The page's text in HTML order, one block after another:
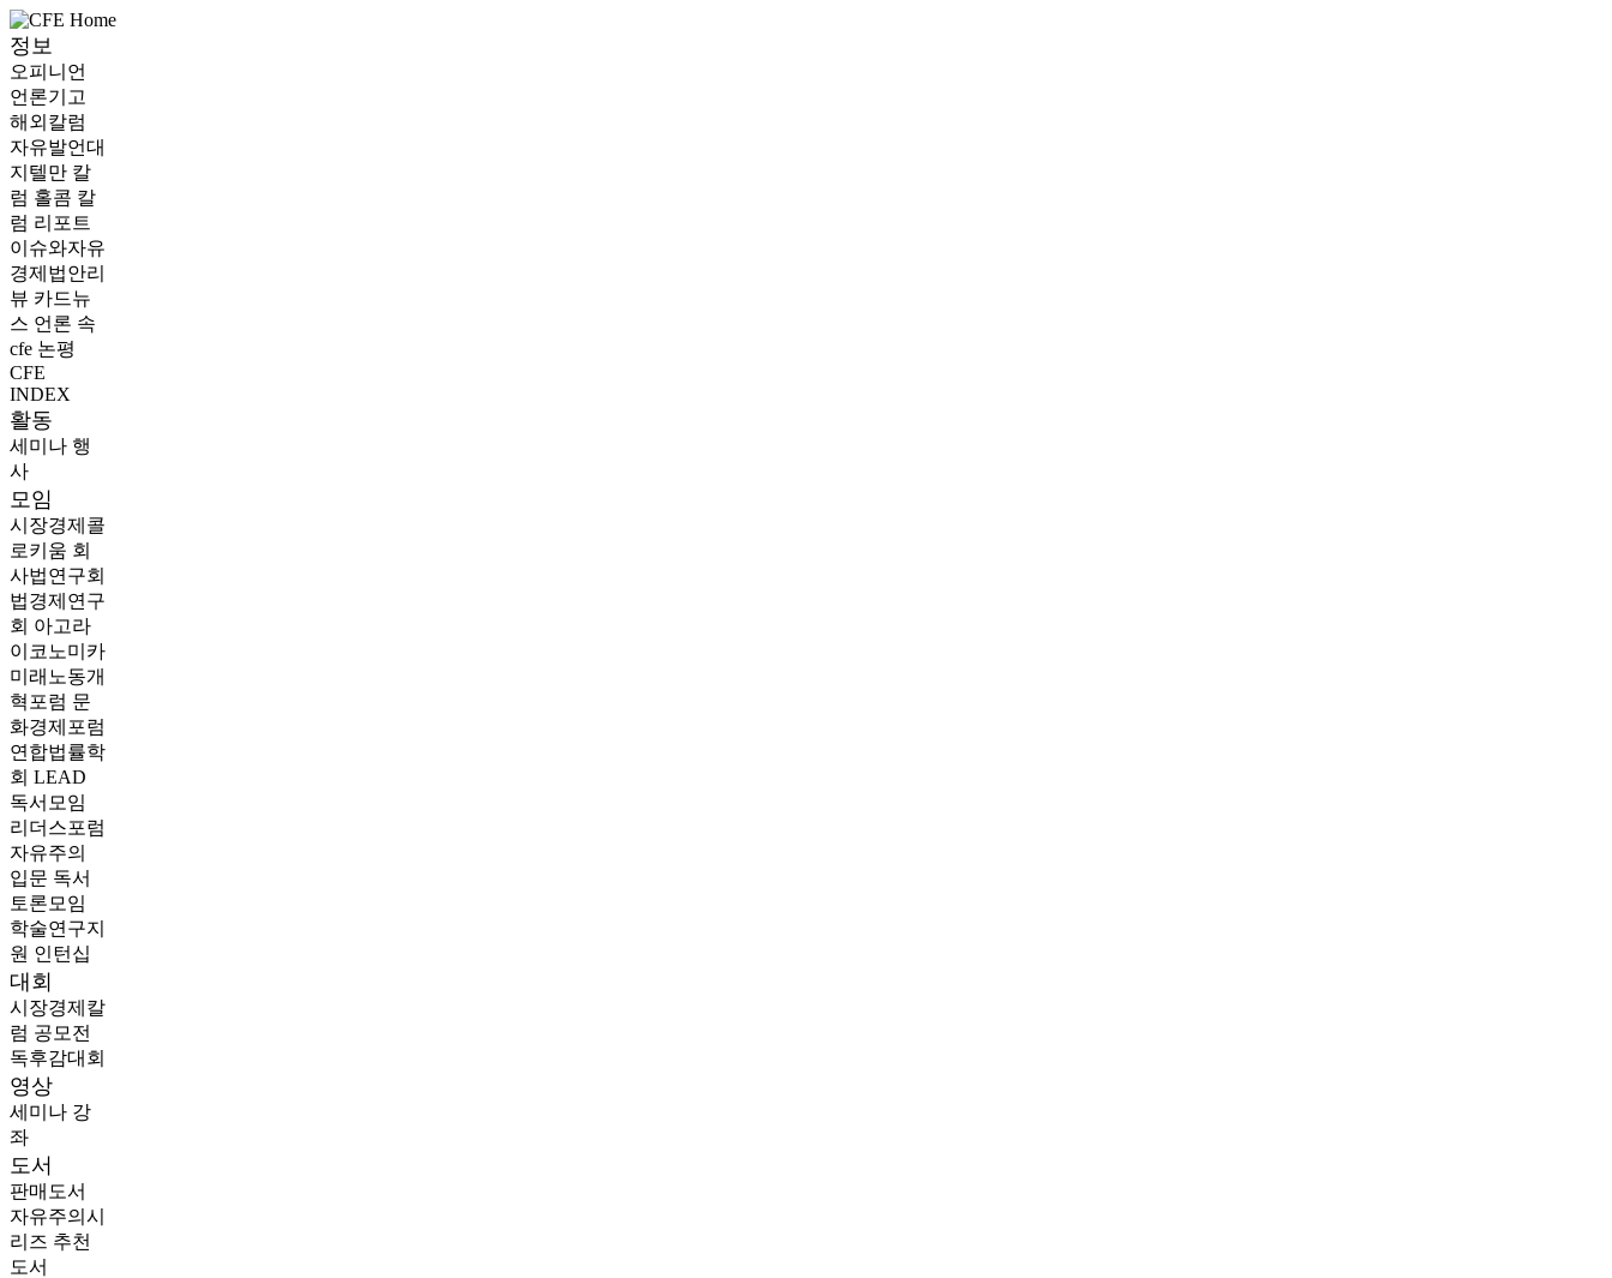
정보
오피니언
언론기고
해외칼럼
자유발언대
지텔만 칼
럼 홀콤 칼
럼 리포트
이슈와자유
경제법안리
뷰 카드뉴
스 언론 속
cfe 논평
CFE
INDEX
활동
세미나 행
사
모임
시장경제콜
로키움 회
사법연구회
법경제연구
회 아고라
이코노미카
미래노동개
혁포럼 문
화경제포럼
연합법률학
회 LEAD
독서모임
리더스포럼
자유주의
입문 독서
토론모임
학술연구지
원 인턴십
대회
시장경제칼
럼 공모전
독후감대회
영상
세미나 강
좌
도서
판매도서
자유주의시
리즈 추천
도서